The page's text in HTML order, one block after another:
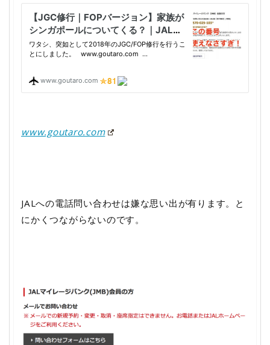
www.goutaro.com
JALへの電話問い合わせは嫌な思い出が有ります。と
にかくつながらないのです。